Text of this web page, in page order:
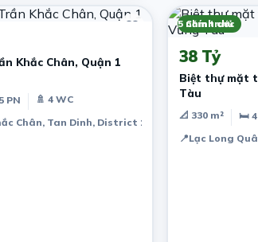
Vietnam
Khắc Chân, Quận 1
PN
🚿 4 WC
Chân, Tan Dinh, District 1, Ho Chi Minh City,
Chính chủ
5 năm trước
38 Tỷ
Biệt thự mặt
Tàu
📐 330 m² 🛏 4
📍Lạc Long